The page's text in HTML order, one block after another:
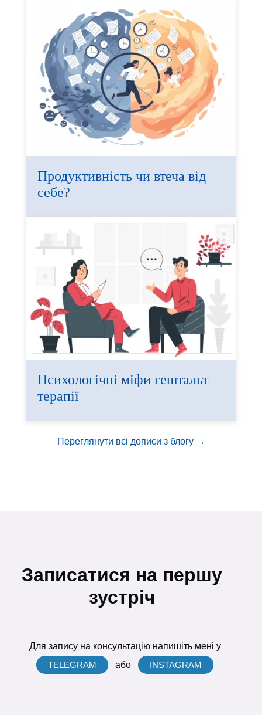
Продуктивність чи втеча від
себе?
Психологічні міфи гештальт
терапії
Переглянути всі дописи з блогу →
Записатися на першу
зустріч
Для запису на консультацію напишіть мені у
TELEGRAM
або INSTAGRAM